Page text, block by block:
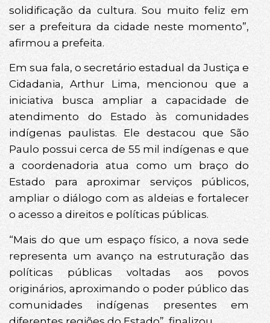
solidificação da cultura. Sou muito feliz em
ser a prefeitura da cidade neste momento”,
afirmou a prefeita.
Em sua fala, o secretário estadual da Justiça e
Cidadania, Arthur Lima, mencionou que a
iniciativa busca ampliar a capacidade de
atendimento do Estado às comunidades
indígenas paulistas. Ele destacou que São
Paulo possui cerca de 55 mil indígenas e que
a coordenadoria atua como um braço do
Estado para aproximar serviços públicos,
ampliar o diálogo com as aldeias e fortalecer
o acesso a direitos e políticas públicas.
“Mais do que um espaço físico, a nova sede
representa um avanço na estruturação das
políticas públicas voltadas aos povos
originários, aproximando o poder público das
comunidades indígenas presentes em